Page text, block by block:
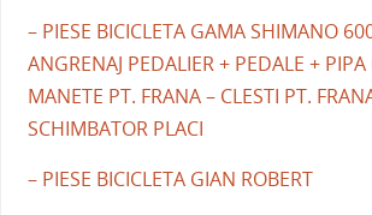
– PIESE BICICLETA GAMA SHIMANO
ANGRENAJ PEDALIER + PEDALE +
MANETE PT. FRANA – CLESTI PT.
SCHIMBATOR PLACI
– PIESE BICICLETA GIAN ROBERT